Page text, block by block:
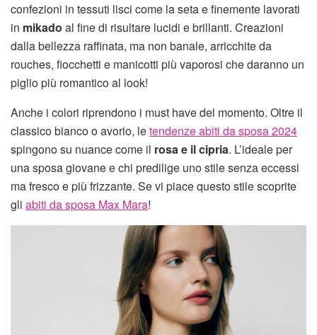
confezioni in tessuti lisci come la seta e finemente lavorati
in mikado al fine di risultare lucidi e brillanti. Creazioni
dalla bellezza raffinata, ma non banale, arricchite da
rouches, fiocchetti e manicotti più vaporosi che daranno un
piglio più romantico al look!
Anche i colori riprendono i must have del momento. Oltre il
classico bianco o avorio, letendenze abiti da sposa 2024
spingono su nuance come il rosa e il cipria. L’ideale per
una sposa giovane e chi predilige uno stile senza eccessi
ma fresco e più frizzante. Se vi piace questo stile scoprite
gli abiti da sposa Max Mara!